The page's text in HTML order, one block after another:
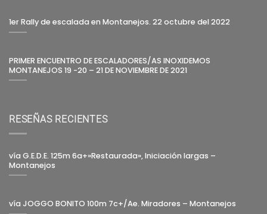
1er Rally de escalada en Montanejos. 22 octubre del 2022
PRIMER ENCUENTRO DE ESCALADORES/AS INOXIDEMOS
MONTANEJOS 19 -20 – 21 DE NOVIEMBRE DE 2021
RESEÑAS RECIENTES
vía G.E.D.E. 125m 6a+»Restaurada», Iniciación largas –
Montanejos
vía JOGGO BONITO 100m 7c+/Ae. Miradores – Montanejos